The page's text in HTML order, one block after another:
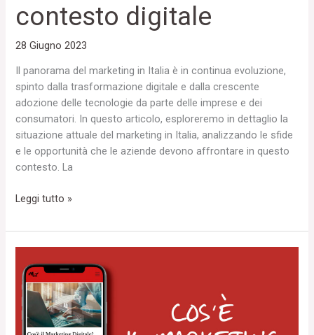
contesto digitale
28 Giugno 2023
Il panorama del marketing in Italia è in continua evoluzione,
spinto dalla trasformazione digitale e dalla crescente
adozione delle tecnologie da parte delle imprese e dei
consumatori. In questo articolo, esploreremo in dettaglio la
situazione attuale del marketing in Italia, analizzando le sfide
e le opportunità che le aziende devono affrontare in questo
contesto. La
Leggi tutto »
Marketing
Digitale?